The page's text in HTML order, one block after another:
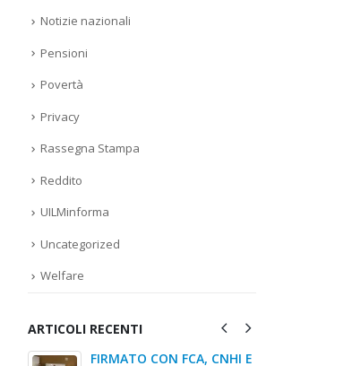
Notizie nazionali
Pensioni
Povertà
Privacy
Rassegna Stampa
Reddito
UILMinforma
Uncategorized
Welfare
ARTICOLI RECENTI
FIRMATO CON FCA, CNHI E